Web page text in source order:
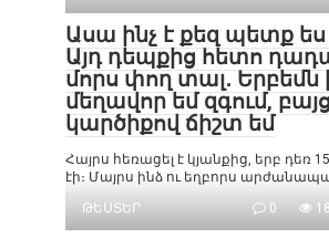
Ասա ինչ է քեզ պետք ես
Այդ դեպքից հետո
մորս փող տալ․ Երբեմն
մեղավոր եմ զգում,
կարծիքով ճիշտ եմ
Հայրս հեռացել է կյանքից, երբ դեռ
էի։ Մայրս ինձ ու եղբորս
ԹԵՍՏԵՐ
0